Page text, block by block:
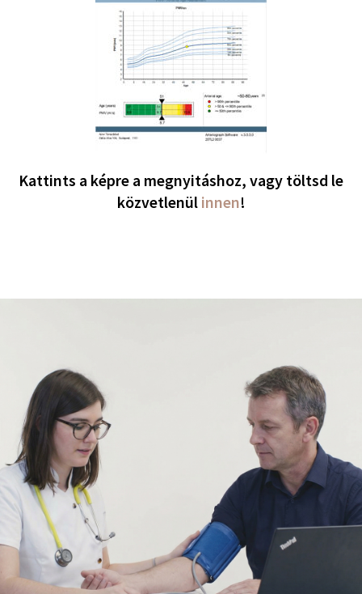
Kattints a képre a megnyitáshoz, vagy töltsd le
közvetlenül innen!